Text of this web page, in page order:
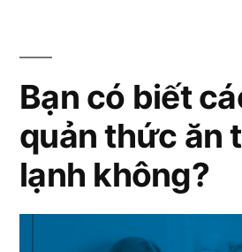
Bạn có biết
quản thức ăn
lạnh không?